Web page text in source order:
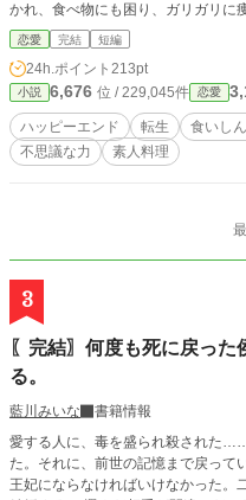
かれ、食べ物にも困り、ガリガリに
そんな私が、側妃？ 冷遇なんて構わ
るじゃない！ そう思っていたのに、いつの間にか陛下が甘やかして来るのです
が？ 設定ゆるゆるの、架空の世界の
恋愛 完結 短編
24h.ポイント 213pt
小説 6,676 位 / 229,045件 恋愛
ハッピーエンド 転生 食いし
不思議な力
素人料理
3
〖完結〗何度も死に戻っ
る。
藍川みいな
書籍情報
愛する人に、毒を盛られ殺された
た。それに、前世の記憶まで戻っている。 私には光の精霊の加護が
王妃にならなければいけなかった。